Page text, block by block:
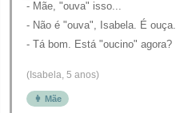
- Mãe, "ouva" isso...
- Não é "ouva", Isabela. É ouça.
- Tá bom. Está "oucino" agora?
(Isabela, 5 anos)
👩 Mãe